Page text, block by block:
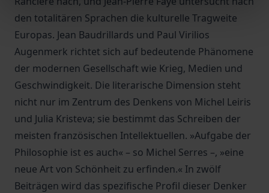
den totalitären Sprachen die kulturelle Tragweite
Europas. Jean Baudrillards und Paul Virilios
Augenmerk richtet sich auf bedeutende Phänomene
der modernen Gesellschaft wie Krieg, Medien und
Geschwindigkeit. Die literarische Dimension steht
nicht nur im Zentrum des Denkens von Michel Leiris
und Julia Kristeva; sie bestimmt das Schreiben der
meisten französischen Intellektuellen. »Aufgabe der
Philosophie ist es auch« – so Michel Serres –, »eine
neue Art von Schönheit zu erfinden.« In zwölf
Beiträgen wird das spezifische Profil dieser Denker